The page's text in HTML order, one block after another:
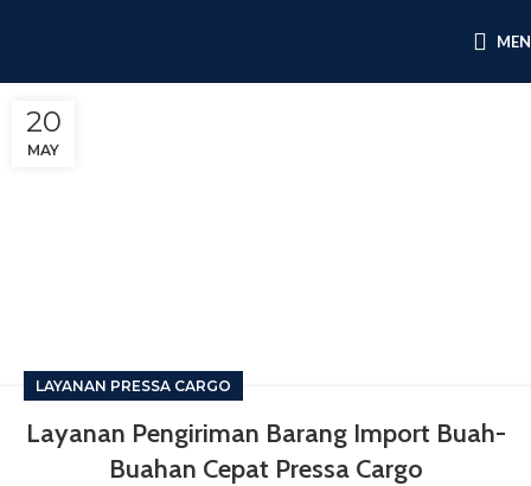
20
MAY
LAYANAN PRESSA CARGO
Layanan Pengiriman Barang Import Buah-
Buahan Cepat Pressa Cargo